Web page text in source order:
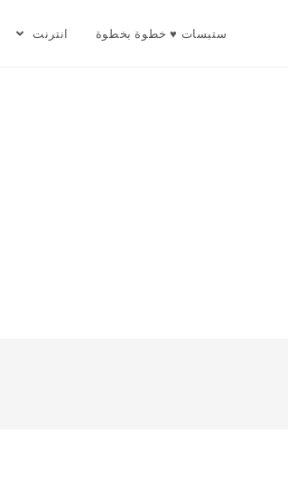
ستبسات ♥ خطوة بخطوة انترنت